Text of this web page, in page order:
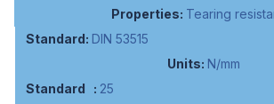
Tearing
DIN 53515
N/mm
25